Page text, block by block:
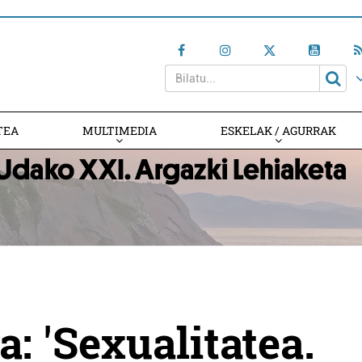
MULTIMEDIA ESKELAK / AGURRAK
'Sexualitatea.